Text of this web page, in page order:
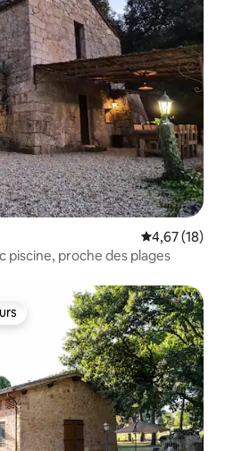
Évaluation
4,67 (18)
piscine, proche des plages
les plus appréciés